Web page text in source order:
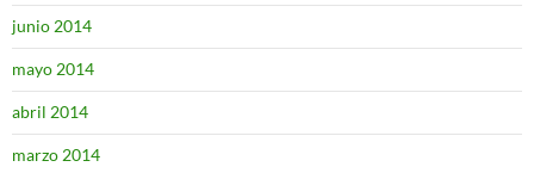
junio 2014
mayo 2014
abril 2014
marzo 2014